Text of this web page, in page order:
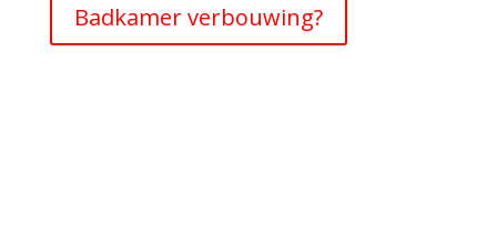
Badkamer verbouwing?